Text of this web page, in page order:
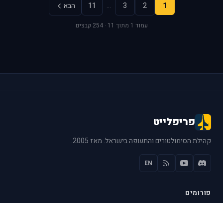
1
2
3
…
11 הבא
עמוד 1 מתוך 11 · 254 קבצים
פריפלייט
קהילת הסימולטורים והתעופה בישראל. מאז 2005.
EN
פורומים